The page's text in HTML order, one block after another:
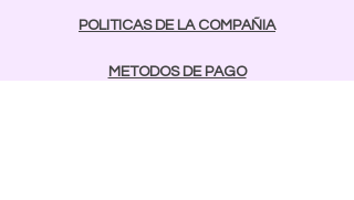
POLITICAS DE LA COMPAÑIA
METODOS DE PAGO